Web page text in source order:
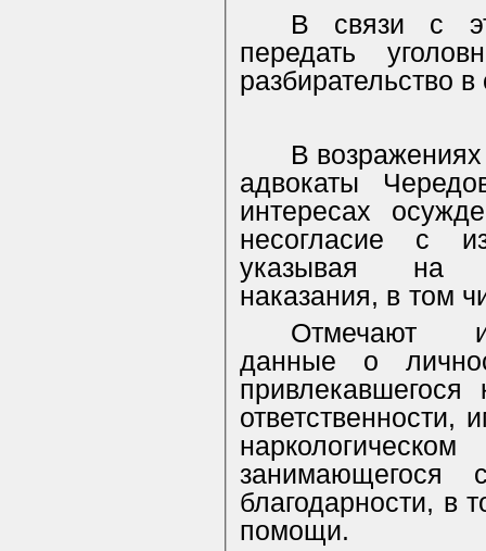
В связи с
передать
разбирательство
В
адвокаты
интересах
несогласие с
указывая на
наказания, в том
Отмечают
данные о
ответственности,
занимающегося
благодарности, в
помощи.